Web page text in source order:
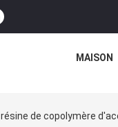
MAISON
résine de copolymère